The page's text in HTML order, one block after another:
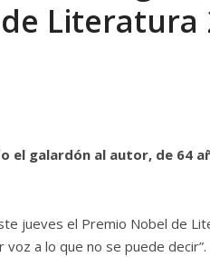
Literatura
el galardón al autor, de 64
jueves el Premio Nobel de
a lo que no se puede